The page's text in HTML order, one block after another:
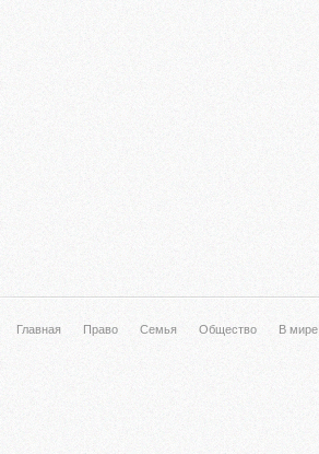
Главная Право Семья Общество В мире